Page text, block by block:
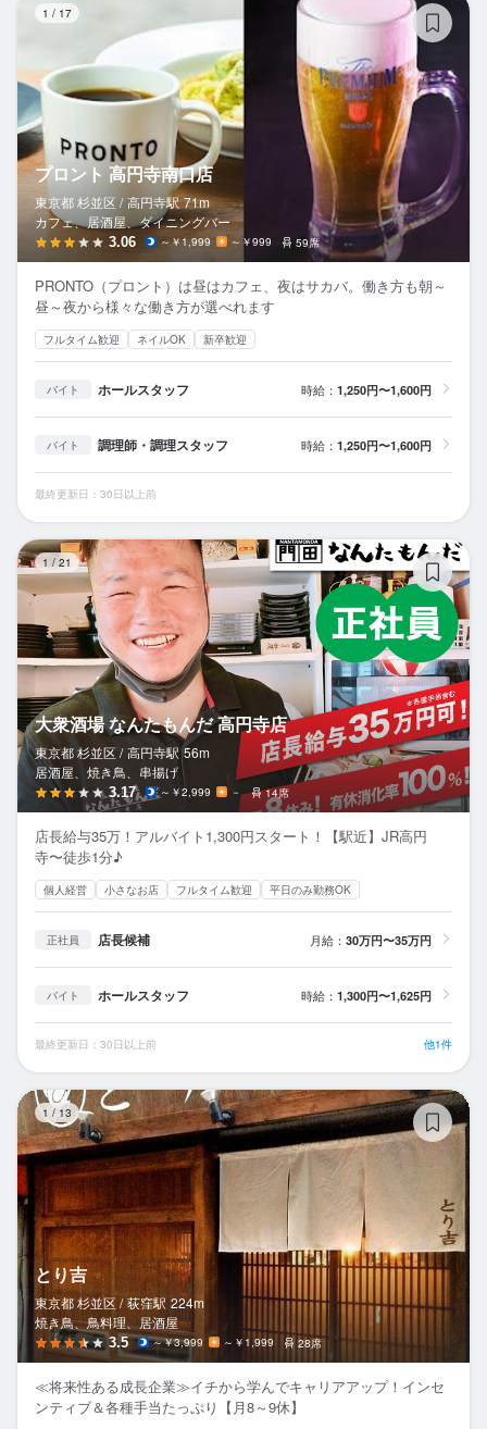
1 / 17
プロント 高円寺南口店
東京都 杉並区 / 高円寺駅 71m
カフェ、居酒屋、ダイニングバー
3.06 ～￥1,999 ～￥999 59席
PRONTO（プロント）は昼はカフェ、夜はサカバ。働き方も朝～
昼～夜から様々な働き方が選べれます
フルタイム歓迎 ネイルOK 新卒歓迎
バイト ホールスタッフ 時給： 1,250円〜1,600円
バイト 調理師・調理スタッフ 時給： 1,250円〜1,600円
最終更新日：30日以上前
1 / 21
大衆酒場 なんたもんだ 高円寺店
東京都 杉並区 / 高円寺駅 56m
居酒屋、焼き鳥、串揚げ
3.17 ～￥2,999 － 14席
店長給与35万！アルバイト1,300円スタート！【駅近】JR高円
寺〜徒歩1分♪
個人経営 小さなお店 フルタイム歓迎 平日のみ勤務OK
正社員 店長候補 月給： 30万円〜35万円
バイト ホールスタッフ 時給： 1,300円〜1,625円
最終更新日：30日以上前 他1件
1 / 13
とり吉
東京都 杉並区 / 荻窪駅 224m
焼き鳥、鳥料理、居酒屋
3.5 ～￥3,999 ～￥1,999 28席
≪将来性ある成長企業≫イチから学んでキャリアアップ！インセ
ンティブ＆各種手当たっぷり【月8～9休】